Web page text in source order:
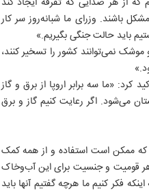
باشند. وزرای ما شبانه‌روز سر کار
باید حالت جنگی بگیریم.»
نمی‌توانند کشور را تسخیر کنند،
«ما سه برابر اروپا از برق و گاز
می‌شود. اگر رعایت کنیم گاز و برق
که ممکن است استفاده و از همه کمک‌
هر قومیت و جنسیت برای این آب‌وخاک
فکر کنیم ما هرچه گفتیم آنها باید